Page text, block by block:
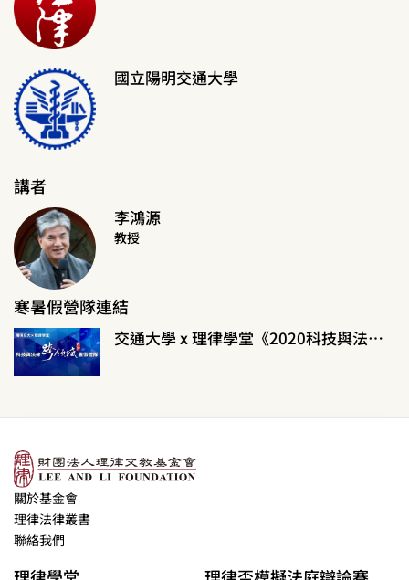
國立陽明交通大學
講者
李鴻源
教授
寒暑假營隊連結
交通大學 x 理律學堂《2020科技與法律跨領域暑假營隊》
關於基金會
理律法律叢書
聯絡我們